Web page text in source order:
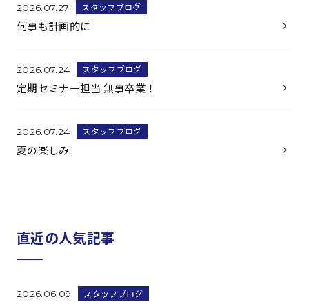
2026.07.27 スタッフブログ
何事も計画的に
2026.07.24 スタッフブログ
定期セミナー担当 無事卒業！
2026.07.24 スタッフブログ
夏の楽しみ
直近の人気記事
2026.06.09 スタッフブログ